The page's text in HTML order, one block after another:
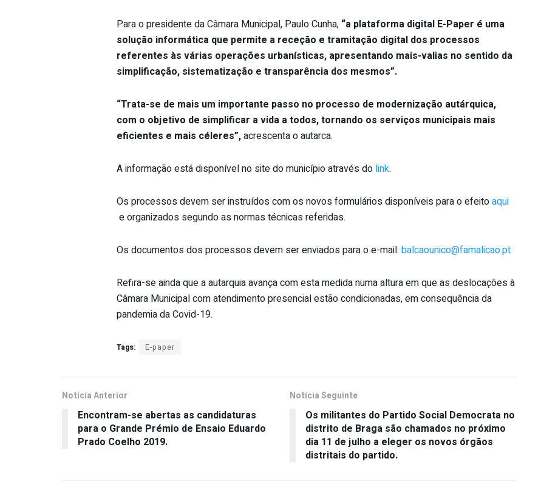
Para o presidente da Câmara Municipal, Paulo Cunha, “a plataforma digital E-Paper é uma
solução informática que permite a receção e tramitação digital dos processos
referentes às várias operações urbanísticas, apresentando mais-valias no sentido da
simplificação, sistematização e transparência dos mesmos”.
“Trata-se de mais um importante passo no processo de modernização autárquica,
com o objetivo de simplificar a vida a todos, tornando os serviços municipais mais
eficientes e mais céleres”,acrescenta o autarca.
A informação está disponível no site do município através do link.
Os processos devem ser instruídos com os novos formulários disponíveis para o efeitoaqui
e organizados segundo as normas técnicas referidas.
Os documentos dos processos devem ser enviados para o e-mail: balcaounico@famalicao.pt
Refira-se ainda que a autarquia avança com esta medida numa altura em que as deslocações à
Câmara Municipal com atendimento presencial estão condicionadas, em consequência da
pandemia da Covid-19.
Tags: E-paper
Notícia Anterior
Encontram-se abertas as candidaturas
para o Grande Prémio de Ensaio Eduardo
Prado Coelho 2019.
Notícia Seguinte
Os militantes do Partido Social Democrata no
distrito de Braga são chamados no próximo
dia 11 de julho a eleger os novos órgãos
distritais do partido.